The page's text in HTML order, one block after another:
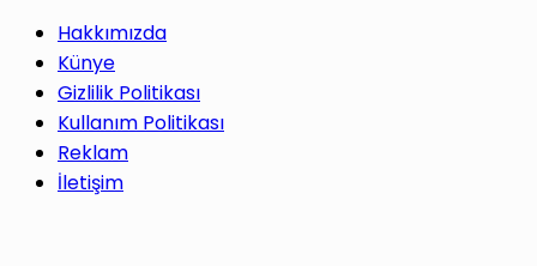
Hakkımızda
Künye
Gizlilik Politikası
Kullanım Politikası
Reklam
İletişim